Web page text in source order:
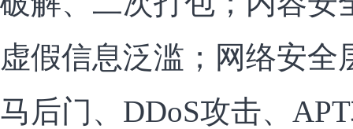
虚假信息泛滥；网络安全
马后门、DDoS攻击、